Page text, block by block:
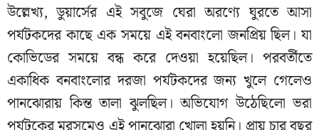
উল্লেখ্য, ডুয়ার্সের এই সবুজে ঘেরা অরণ্যে ঘুরতে আসা
পর্যটকদের কাছে এক সময়ে এই বনবাংলো জনপ্রিয় ছিল। যা
কোভিডের সময়ে বন্ধ করে দেওয়া হয়েছিল। পরবর্তীতে
একাধিক বনবাংলোর দরজা পর্যটকদের জন্য খুলে গেলেও
পানঝোরায় কিন্ত তালা ঝুলছিল। অভিযোগ উঠেছিলো ভরা